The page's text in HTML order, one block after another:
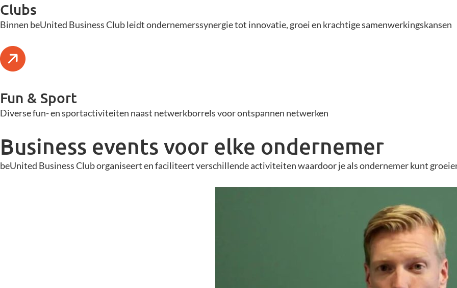
Clubs
Binnen beUnited Business Club leidt ondernemerssynergie tot innovatie, groei en krachtige samenwerkingskansen
Fun & Sport
Diverse fun- en sportactiviteiten naast netwerkborrels voor ontspannen netwerken
Business events voor elke ondernemer
beUnited Business Club organiseert en faciliteert verschillende activiteiten waardoor je als ondernemer kunt